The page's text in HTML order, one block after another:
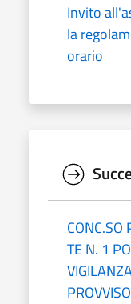
Invito
la
orario
CONC.SO
TE N. 1